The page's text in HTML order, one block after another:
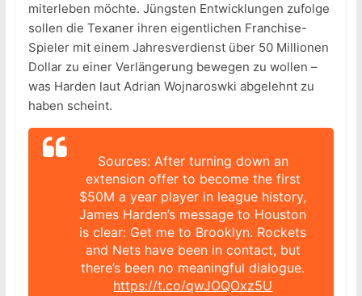
miterleben möchte. Jüngsten Entwicklungen zufolge
sollen die Texaner ihren eigentlichen Franchise-
Spieler mit einem Jahresverdienst über 50 Millionen
Dollar zu einer Verlängerung bewegen zu wollen –
was Harden laut Adrian Wojnaroswki abgelehnt zu
haben scheint.
Sources: After turning down an
extension offer to become the first
$50M a year player in league history,
James Harden’s message to Houston
is clear: Get me to Brooklyn. Rockets
and Nets have been in contact, but
there’s been no meaningful dialogue.
https://t.co/qwJOQOxz5U